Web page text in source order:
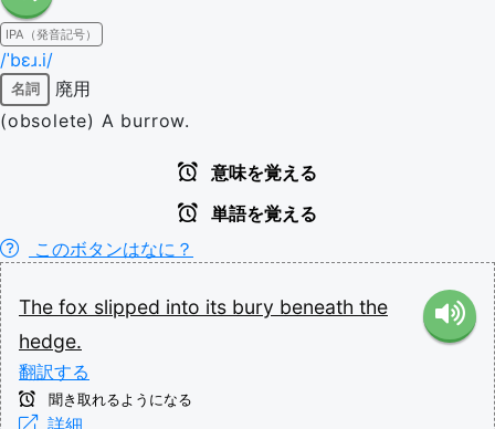
IPA（発音記号）
/ˈbɛɹ.i/
名詞
廃用
(obsolete) A burrow.
意味を覚える
単語を覚える
このボタンはなに？
The fox slipped into its bury beneath the
hedge.
翻訳する
聞き取れるようになる
詳細